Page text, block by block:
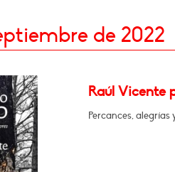
de 2022
Raúl Vicente
Percances,